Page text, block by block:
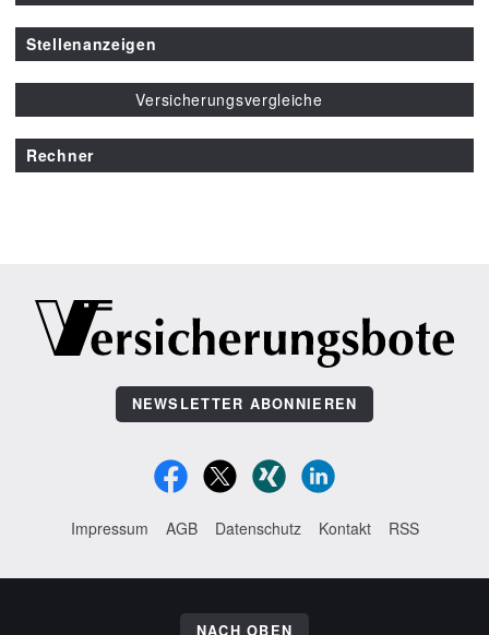
Stellenanzeigen
Versicherungsvergleiche
Rechner
NEWSLETTER ABONNIEREN
Impressum AGB Datenschutz Kontakt RSS
NACH OBEN